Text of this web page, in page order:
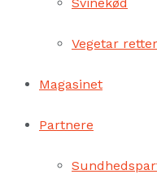
Vegetar retter
Magasinet
Partnere